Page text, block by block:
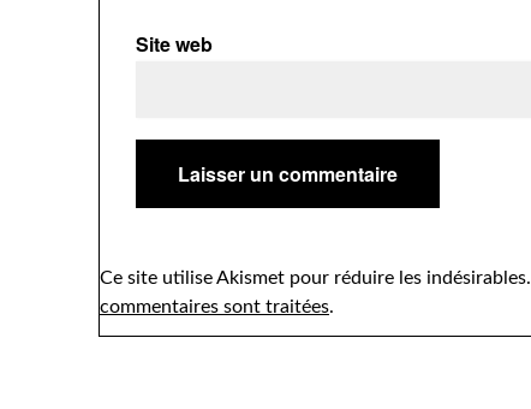
Site web
Ce site utilise Akismet pour réduire les indésirables.
commentaires sont traitées.